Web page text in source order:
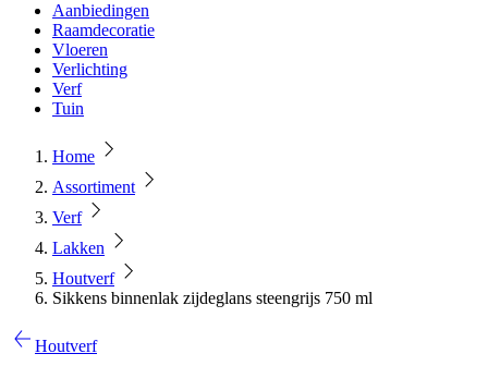
Aanbiedingen
Raamdecoratie
Vloeren
Verlichting
Verf
Tuin
Home
Assortiment
Verf
Lakken
Houtverf
Sikkens binnenlak zijdeglans steengrijs 750 ml
Houtverf